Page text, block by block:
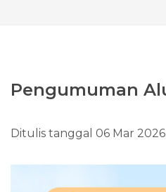
Pengumuman
Ditulis tanggal 06 Mar